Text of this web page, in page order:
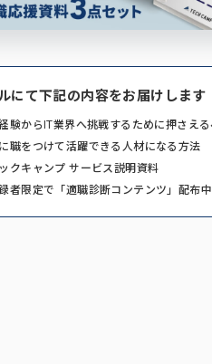
にて下記の内容をお届けします
験からIT業界へ挑戦するために押さえ
職をつけて活躍できる人材になる方法
クキャンプ サービス説明資料
者限定で「適職診断コンテンツ」配布中